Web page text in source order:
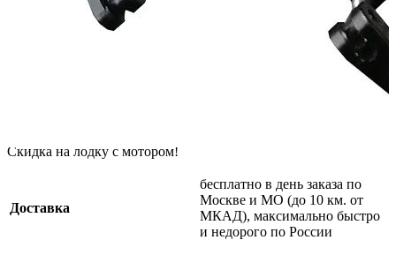
Характеристики
Скидка на лодку с мотором!
Доставка
бесплатно в день заказа по
Москве и МО (до 10 км. от
МКАД), максимально быстро
и недорого по России